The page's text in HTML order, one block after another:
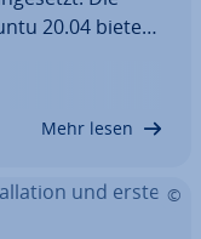
20.04 bietet
von
Mehr lesen